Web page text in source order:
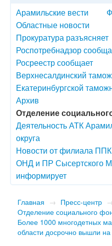
Арамильские вести
Областные новости
Прокуратура разъясняет
Роспотребнадзор
Росреестр сообщает
Верхнесалдинский
Екатеринбургской
Архив
Отделение
Деятельность АТК
округа
Новости от филиала ППК
ОНД и ПР Сысертского
информирует
Главная → Пресс-центр
Отделение социального
​Более 1000 многодетных
области досрочно вышли